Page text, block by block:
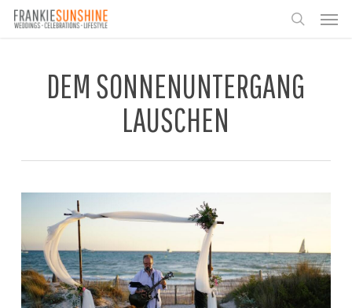
Skip
DEM SONNENUNTERGANG
LAUSCHEN